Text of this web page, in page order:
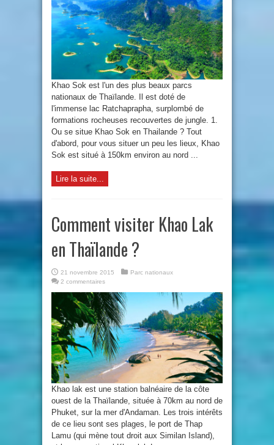
Khao Sok est l'un des plus beaux parcs
nationaux de Thaïlande. Il est doté de
l'immense lac Ratchaprapha, surplombé de
formations rocheuses recouvertes de jungle. 1.
Ou se situe Khao Sok en Thailande ? Tout
d'abord, pour vous situer un peu les lieux, Khao
Sok est situé à 150km environ au nord ...
Lire la suite...
Comment visiter Khao Lak
en Thaïlande ?
21 novembre 2015
Parc nationaux
2 commentaires
Khao lak est une station balnéaire de la côte
ouest de la Thaïlande, située à 70km au nord de
Phuket, sur la mer d'Andaman. Les trois intérêts
de ce lieu sont ses plages, le port de Thap
Lamu (qui mène tout droit aux Similan Island),